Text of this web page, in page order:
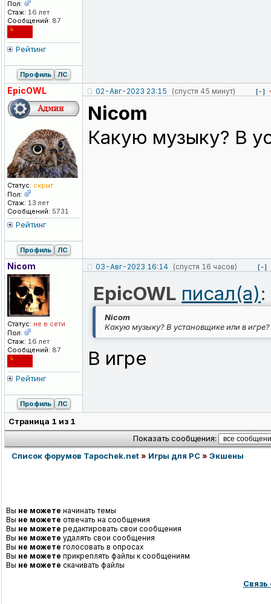
Пол:
Стаж: 16 лет
Сообщений: 87
Рейтинг
Профиль ЛС
EpicOWL
Статус: скрыт
Пол:
Стаж: 13 лет
Сообщений: 5731
Рейтинг
02-Авг-2023 23:15 (спустя 45 минут) [-]
Nicom
Какую музыку? В
Профиль ЛС
Nicom
Статус: не в сети
Пол:
Стаж: 16 лет
Сообщений: 87
Рейтинг
03-Авг-2023 16:14 (спустя 16 часов) [-]
EpicOWL писал(а):
Nicom
Какую музыку? В установщике или в игре?
В игре
Профиль ЛС
Страница 1 из 1
Показать сообщения:
Список форумов Tapochek.net» Игры для PC» Экшены
Вы не можете начинать темы
Вы не можете отвечать на сообщения
Вы не можете редактировать свои сообщения
Вы не можете удалять свои сообщения
Вы не можете голосовать в опросах
Вы не можете прикреплять файлы к сообщениям
Вы не можете скачивать файлы